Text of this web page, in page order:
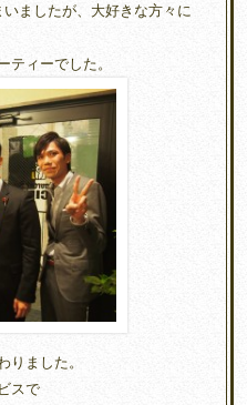
ましたが、大好きな方々に
ティーでした。
りました。
スで